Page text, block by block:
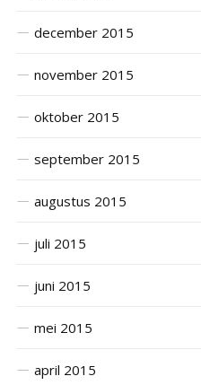
december 2015
november 2015
oktober 2015
september 2015
augustus 2015
juli 2015
juni 2015
mei 2015
april 2015